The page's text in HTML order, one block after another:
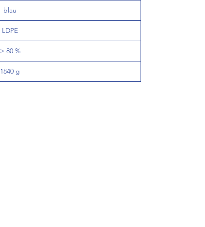
blau
LDPE
> 80 %
1840 g